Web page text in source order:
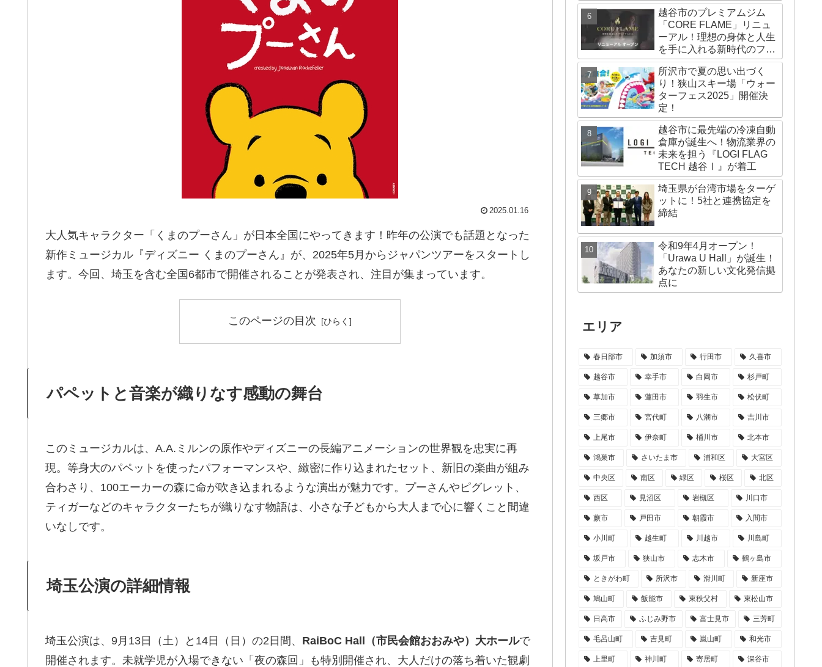
2025.01.16
大人気キャラクター「くまのプーさん」が日本全国にやってきます！昨年の公演でも話題となった
新作ミュージカル『ディズニー くまのプーさん』が、2025年5月からジャパンツアーをスタートし
ます。今回、埼玉を含む全国6都市で開催されることが発表され、注目が集まっています。
このページの目次
パペットと音楽が織りなす感動の舞台
このミュージカルは、A.A.ミルンの原作やディズニーの長編アニメーションの世界観を忠実に再
現。等身大のパペットを使ったパフォーマンスや、緻密に作り込まれたセット、新旧の楽曲が組み
合わさり、100エーカーの森に命が吹き込まれるような演出が魅力です。プーさんやピグレット、
ティガーなどのキャラクターたちが織りなす物語は、小さな子どもから大人まで心に響くこと間違
いなしです。
埼玉公演の詳細情報
埼玉公演は、9月13日（土）と14日（日）の2日間、 RaiBoC Hall（市民会館おおみや）大ホールで
開催されます。未就学児が入場できない「夜の森回」も特別開催され、大人だけの落ち着いた観劇
越谷市のプレミアムジム
「CORE FLAME」リニュ
ーアル！理想の身体と人生
を手に入れる新時代のフィ
ットネス体験とは
所沢市で夏の思い出づく
り！狭山スキー場「ウォー
ターフェス2025」開催決
定！
越谷市に最先端の冷凍自動
倉庫が誕生へ！物流業界の
未来を担う『LOGI FLAG
TECH 越谷Ⅰ』が着工
埼玉県が台湾市場をターゲ
ットに！5社と連携協定を
締結
令和9年4月オープン！
「Urawa U Hall」が誕生！
あなたの新しい文化発信拠
点に
エリア
春日部市 加須市 行田市 久喜市
越谷市 幸手市 白岡市 杉戸町
草加市 蓮田市 羽生市 松伏町
三郷市 宮代町 八潮市 吉川市
上尾市 伊奈町 桶川市 北本市
鴻巣市 さいたま市 浦和区 大宮区
中央区 南区 緑区 桜区 北区
西区 見沼区 岩槻区 川口市
蕨市 戸田市 朝霞市 入間市
小川町 越生町 川越市 川島町
坂戸市 狭山市 志木市 鶴ヶ島市
ときがわ町 所沢市 滑川町 新座市
鳩山町 飯能市 東秩父村 東松山市
日高市 ふじみ野市 富士見市 三芳町
毛呂山町 吉見町 嵐山町 和光市
上里町 神川町 寄居町 深谷市